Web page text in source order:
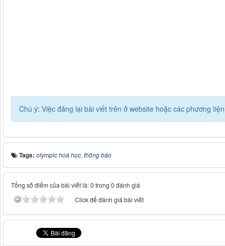
Chú ý: Việc đăng lại bài viết trên ở website hoặc các phương
Tags: olympic hoá học,thông báo
Tổng số điểm của bài viết là: 0 trong 0 đánh giá
Click để đánh giá bài viết